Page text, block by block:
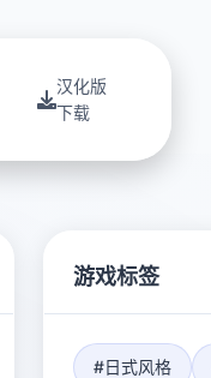
汉化版
下载
游戏标签
#日式风格